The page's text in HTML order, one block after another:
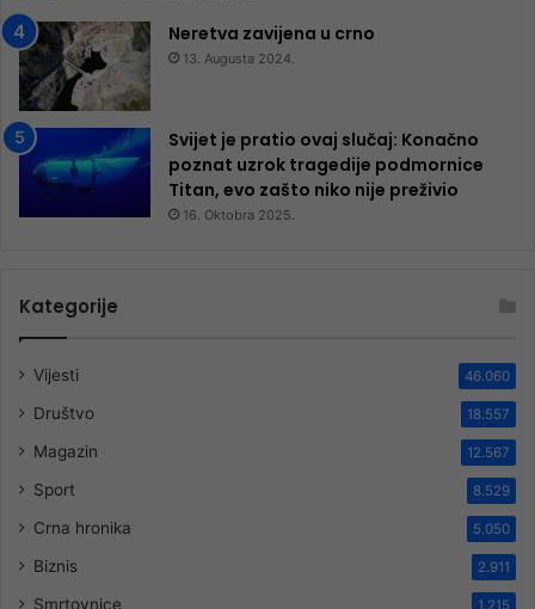
Neretva zavijena u crno
13. Augusta 2024.
Svijet je pratio ovaj slučaj: Konačno
poznat uzrok tragedije podmornice
Titan, evo zašto niko nije preživio
16. Oktobra 2025.
Kategorije
Vijesti 46.060
Društvo 18.557
Magazin 12.567
Sport 8.529
Crna hronika 5.050
Biznis 2.911
Smrtovnice 1.215